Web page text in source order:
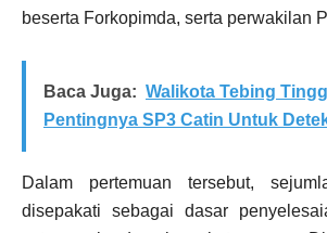
beserta Forkopimda, serta perwakilan
Baca Juga: Walikota Tebing
Pentingnya SP3 Catin Untuk
Dalam pertemuan tersebut,
disepakati sebagai dasar